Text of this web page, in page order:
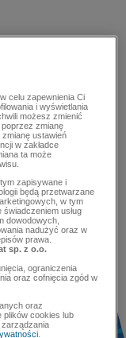
celu zapewnienia Ci
i wyświetlania
możesz zmienić
zmianę
ustawień
w zakładce
ta może
zapisywane i
będą przetwarzane
w tym
usług
dowodowych,
nadużyć oraz w
prawa.
sp. z o.o.
ograniczenia
oraz cofnięcia zgód w
oraz
plików cookies lub